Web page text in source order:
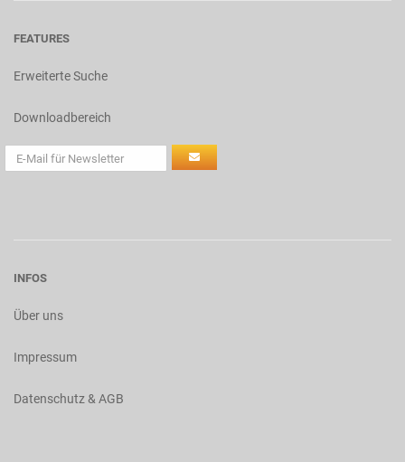
FEATURES
Erweiterte Suche
Downloadbereich
INFOS
Über uns
Impressum
Datenschutz & AGB